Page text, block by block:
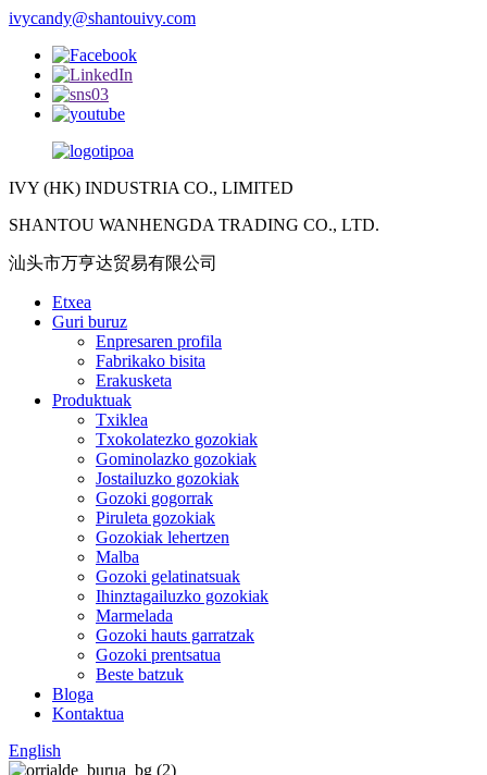
ivycandy@shantouivy.com
IVY (HK) INDUSTRIA CO., LIMITED
SHANTOU WANHENGDA TRADING CO., LTD.
汕头市万亨达贸易有限公司
Etxea
Guri buruz
Enpresaren profila
Fabrikako bisita
Erakusketa
Produktuak
Txiklea
Txokolatezko gozokiak
Gominolazko gozokiak
Jostailuzko gozokiak
Gozoki gogorrak
Piruleta gozokiak
Gozokiak lehertzen
Malba
Gozoki gelatinatsuak
Ihinztagailuzko gozokiak
Marmelada
Gozoki hauts garratzak
Gozoki prentsatua
Beste batzuk
Bloga
Kontaktua
English